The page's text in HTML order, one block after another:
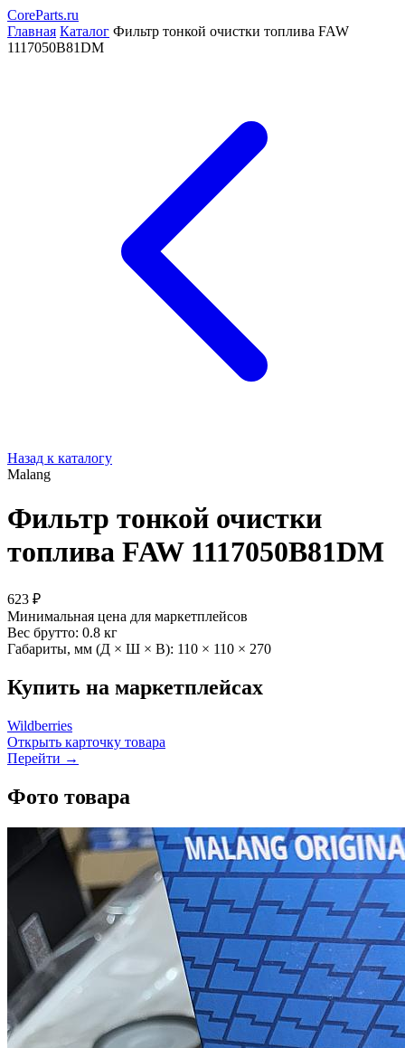
CoreParts.ru
Главная Каталог Фильтр тонкой очистки топлива FAW
1117050B81DM
Назад к каталогу
Malang
Фильтр тонкой очистки
топлива FAW 1117050B81DM
623 ₽
Минимальная цена для маркетплейсов
Вес брутто: 0.8 кг
Габариты, мм (Д × Ш × В): 110 × 110 × 270
Купить на маркетплейсах
Wildberries
Открыть карточку товара
Перейти →
Фото товара